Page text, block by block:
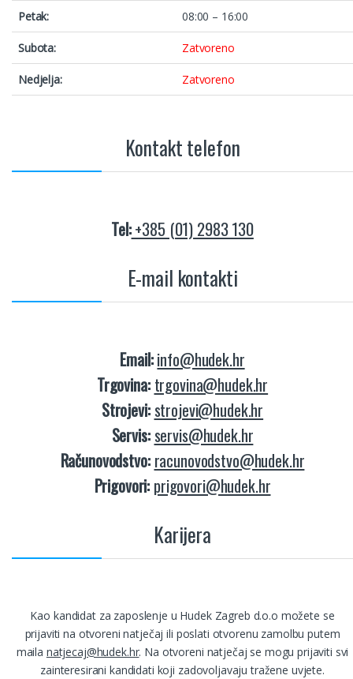
Petak: 08:00 – 16:00
Subota: Zatvoreno
Nedjelja: Zatvoreno
Kontakt telefon
Tel:+385 (01) 2983 130
E-mail kontakti
Email:info@hudek.hr
Trgovina: trgovina@hudek.hr
Strojevi: strojevi@hudek.hr
Servis: servis@hudek.hr
Računovodstvo: racunovodstvo@hudek.hr
Prigovori: prigovori@hudek.hr
Karijera
Kao kandidat za zaposlenje u Hudek Zagreb d.o.o možete se
prijaviti na otvoreni natječaj ili poslati otvorenu zamolbu putem
maila natjecaj@hudek.hr. Na otvoreni natječaj se mogu prijaviti svi
zainteresirani kandidati koji zadovoljavaju tražene uvjete.